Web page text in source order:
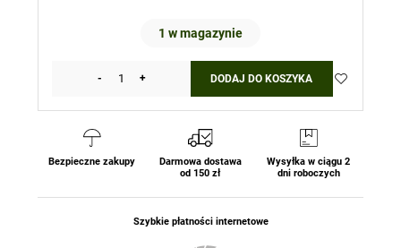
1 w magazynie
-
ilość
Bermudy
Ripstop
+ DODAJ DO KOSZYKA
Bezpieczne zakupy
Darmowa dostawa
od 150 zł
Wysyłka w ciągu 2
dni roboczych
Szybkie płatności internetowe